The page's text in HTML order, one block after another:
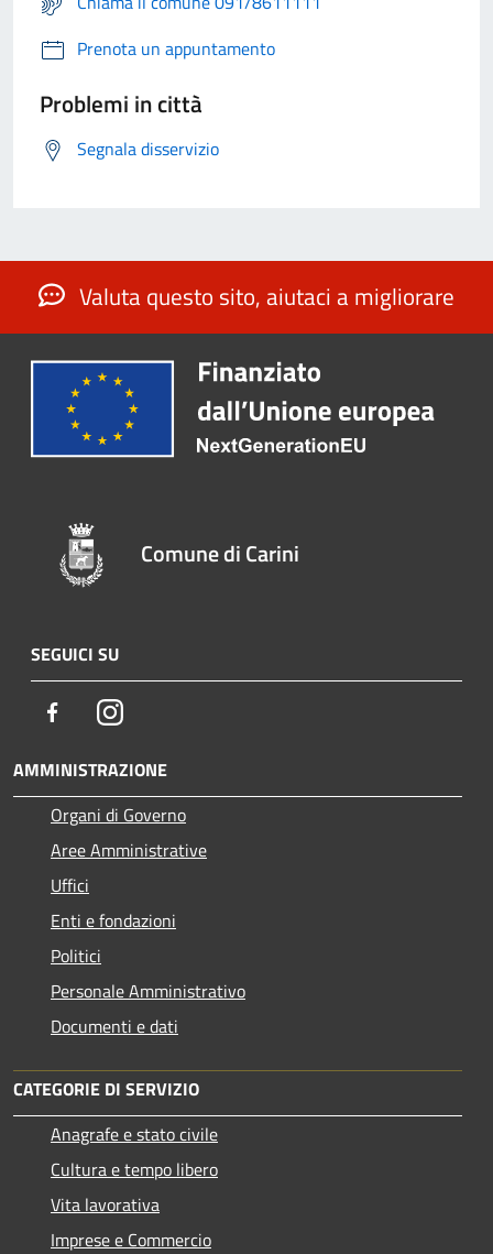
Prenota un appuntamento
Problemi in città
Segnala disservizio
Valuta questo sito, aiutaci a migliorare
Comune di Carini
SEGUICI SU
FacebookInstagram
AMMINISTRAZIONE
Organi di Governo
Aree Amministrative
Uffici
Enti e fondazioni
Politici
Personale Amministrativo
Documenti e dati
CATEGORIE DI SERVIZIO
Anagrafe e stato civile
Cultura e tempo libero
Vita lavorativa
Imprese e Commercio